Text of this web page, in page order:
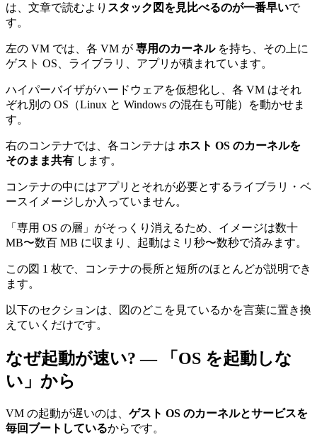
は、文章で読むより スタック図を見比べるのが一番早いで
す。
左の VM では、各 VM が 専用のカーネルを持ち、その上に
ゲスト OS、ライブラリ、アプリが積まれています。
ハイパーバイザがハードウェアを仮想化し、各 VM はそれ
ぞれ別の OS（Linux と Windows の混在も可能）を動かせま
す。
右のコンテナでは、各コンテナは ホスト OS のカーネルを
そのまま共有 します。
コンテナの中にはアプリとそれが必要とするライブラリ・ベ
ースイメージしか入っていません。
「専用 OS の層」がそっくり消えるため、イメージは数十
MB〜数百 MB に収まり、起動はミリ秒〜数秒で済みます。
この図 1 枚で、コンテナの長所と短所のほとんどが説明でき
ます。
以下のセクションは、図のどこを見ているかを言葉に置き換
えていくだけです。
なぜ起動が速い? — 「OS を起動しな
い」から
VM の起動が遅いのは、 ゲスト OS のカーネルとサービスを
毎回ブートしているからです。